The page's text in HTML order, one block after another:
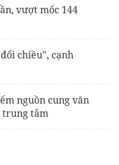
vượt mốc 144
chiều", cạnh
nguồn cung văn
trung tâm